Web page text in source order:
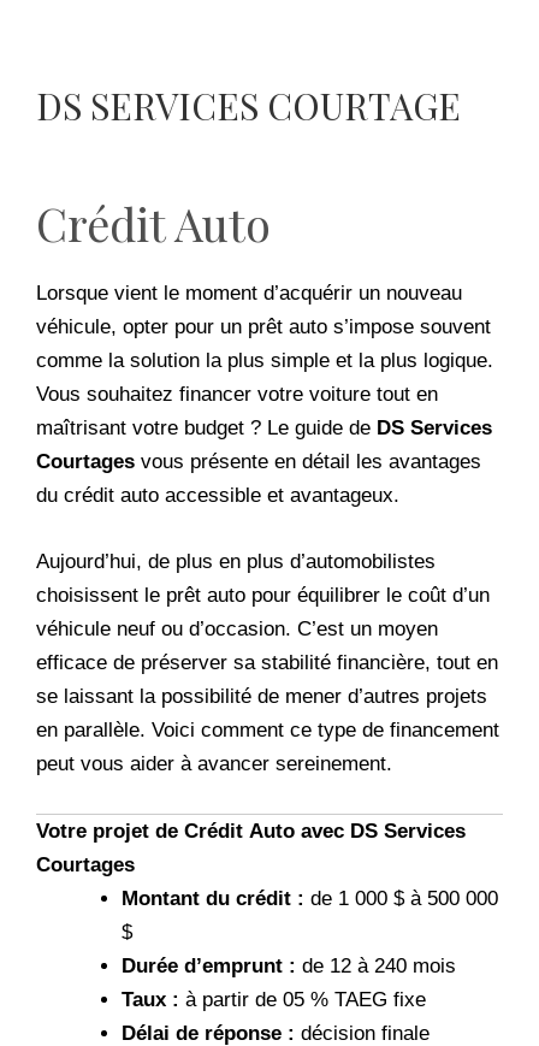
DS SERVICES COURTAGE
Crédit Auto
Lorsque vient le moment d’acquérir un nouveau
véhicule, opter pour un prêt auto s’impose souvent
comme la solution la plus simple et la plus logique.
Vous souhaitez financer votre voiture tout en
maîtrisant votre budget ? Le guide de DS Services
Courtages vous présente en détail les avantages
du crédit auto accessible et avantageux.
Aujourd’hui, de plus en plus d’automobilistes
choisissent le prêt auto pour équilibrer le coût d’un
véhicule neuf ou d’occasion. C’est un moyen
efficace de préserver sa stabilité financière, tout en
se laissant la possibilité de mener d’autres projets
en parallèle. Voici comment ce type de financement
peut vous aider à avancer sereinement.
Votre projet de Crédit Auto avec DS Services
Courtages
Montant du crédit : de 1 000 $ à 500 000
$
Durée d’emprunt : de 12 à 240 mois
Taux : à partir de 05 % TAEG fixe
Délai de réponse : décision finale